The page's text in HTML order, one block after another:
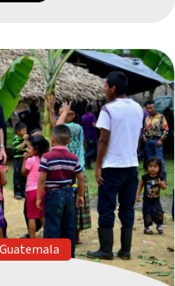
Guatemala